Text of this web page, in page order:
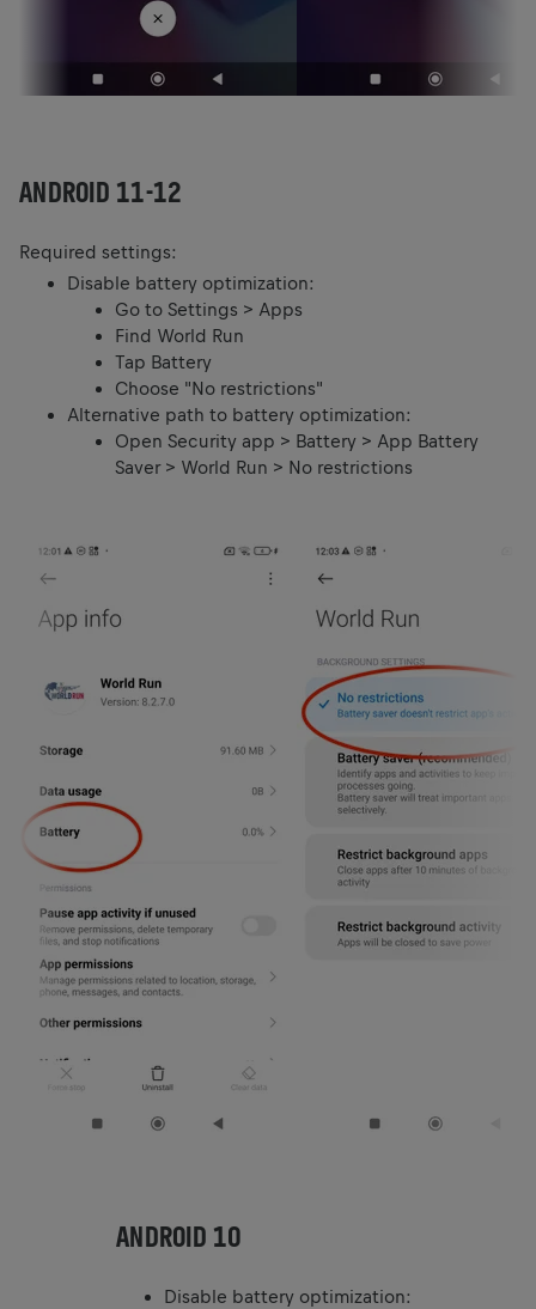
ANDROID 11-12
Required settings:
Disable battery optimization:
Go to Settings > Apps
Find World Run
Tap Battery
Choose "No restrictions"
Alternative path to battery optimization:
Open Security app > Battery > App Battery
Saver > World Run > No restrictions
ANDROID 10
Disable battery optimization: